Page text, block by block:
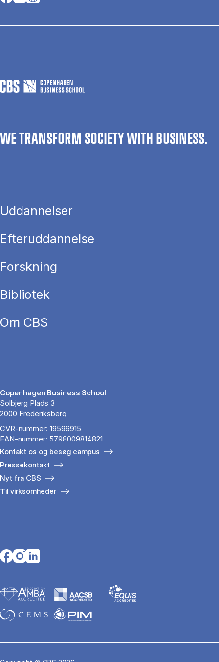
WE TRANSFORM SOCIETY WITH BUSINESS.
Uddannelser
Efteruddannelse
Forskning
Bibliotek
Om CBS
Copenhagen Business School
Solbjerg Plads 3
2000 Frederiksberg
CVR-nummer: 19596915
EAN-nummer: 5798009814821
Kontakt os og besøg campus
Pressekontakt
Nyt fra CBS
Til virksomheder
Opens in a new tab
Opens in a new tab
Opens in a new tab